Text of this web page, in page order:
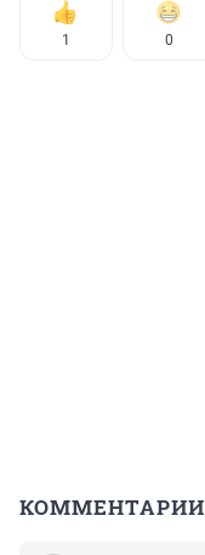
1 0
КОММЕНТАРИИ